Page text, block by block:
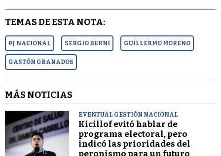
TEMAS DE ESTA NOTA:
PJ NACIONAL SERGIO BERNI GUILLERMO MORENO
GASTÓN GRANADOS
MÁS NOTICIAS
EVENTUAL GESTIÓN NACIONAL
Kicillof evitó hablar de
programa electoral, pero
indicó las prioridades del
peronismo para un futuro